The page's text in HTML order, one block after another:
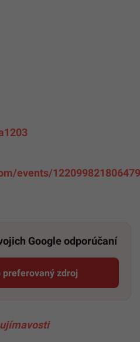
events/
Google odporúčaní
zdroj
Startitup, odkaz sa otvorí v